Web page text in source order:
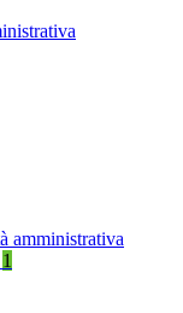
amministrativa
1